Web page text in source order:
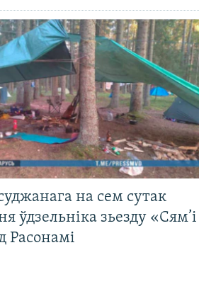
на сем сутак
ўдзельніка зьезду «Сям’і
Расонамі